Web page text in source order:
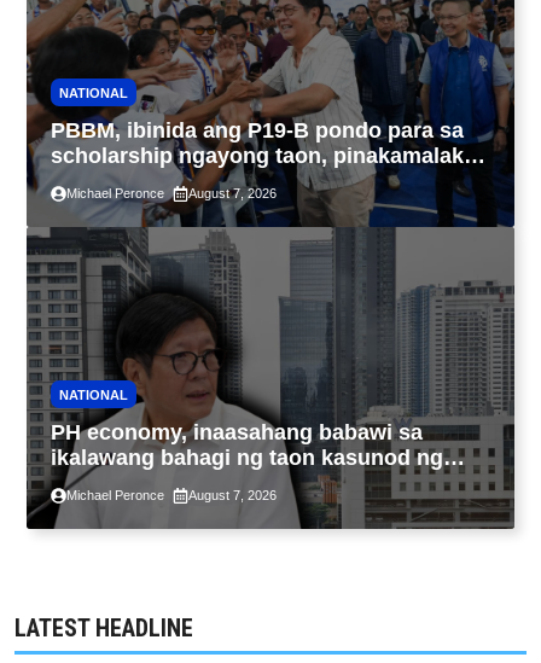
NATIONAL
PBBM, ibinida ang P19-B pondo para sa
scholarship ngayong taon, pinakamalaki
sa kasaysayan ng TESDA
Michael Peronce August 7, 2026
NATIONAL
PH economy, inaasahang babawi sa
ikalawang bahagi ng taon kasunod ng
2.3% GDP dulot ng Middle East war,
pagkaantala ng public construction
Michael Peronce August 7, 2026
LATEST HEADLINE